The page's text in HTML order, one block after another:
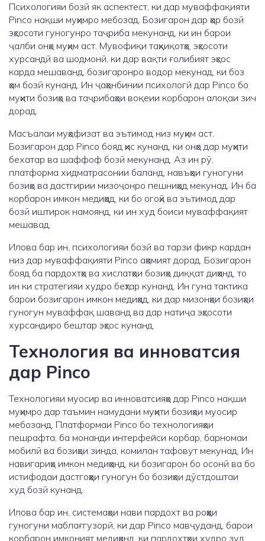
Психологияи бозӣ як аспектест, ки дар муваффақияти
Pinco нақши муҳимро мебозад. Бозигарон дар ҳар бозӣ
эҳсосоти гуногунро таҷриба мекунанд, ки ин барои
ҷалби онҳо муҳим аст. Мувофиқи таҳқиқотҳо, эҳсосоти
хурсандӣ ва шодмонӣ, ки дар вақти ғолибият эҳсос
карда мешаванд, бозигаронро водор мекунад, ки боз
ҳам бозӣ кунанд. Ин ҷаҳонбинии психологӣ дар Pinco бо
муҳити бозиҳо ва таҷрибаҳои воқеии корбарон алоқаи зич
дорад.
Масъалаи муҳофизат ва эътимод низ муҳим аст.
Бозигарон дар Pinco бояд ҳис кунанд, ки онҳо дар муҳити
бехатар ва шаффоф бозӣ мекунанд. Аз ин рӯ,
платформа хидматрасонии баланд, навъҳои гуногуни
бозиҳо ва дастгирии мизоҷонро пешниҳод мекунад. Ин ба
корбарон имкон медиҳад, ки бо огоҳӣ ва эътимод дар
бозӣ иштирок намоянд, ки ин худ боиси муваффақият
мешавад.
Илова бар ин, психологияи бозӣ ва тарзи фикр кардан
низ дар муваффақияти Pinco аҳамият дорад. Бозигарон
бояд ба пардохтҳо ва хислатҳои бозиҳо диққат диҳанд, то
ин ки стратегияи худро беҳтар кунанд. Ин гуна тактика
барои бозигарон имкон медиҳад, ки дар мизонҳои бозиҳои
гуногун муваффақ шаванд ва дар натиҷа эҳсосоти
хурсандиро бештар эҳсос кунанд.
Технология ва инноватсия
дар Pinco
Технологияи муосир ва инноватсияҳо дар Pinco нақши
муҳимро дар таъмин намудани муҳити бозиҳои муосир
мебозанд. Платформаи Pinco бо технологияҳои
пешрафта, ба монанди интерфейси корбар, барномаи
мобилӣ ва бозиҳои зинда, комилан тафовут мекунад. Ин
навигариҳо имкон медиҳанд, ки бозигарон бо осонӣ ва бо
истифодаи дастгоҳҳои гуногун бо бозиҳои дӯстдоштаи
худ бозӣ кунанд.
Илова бар ин, системаҳои нави пардохт ва роҳҳои
гуногуни маблағгузорӣ, ки дар Pinco мавҷуданд, барои
корбарон имконият медиҳанд, ки пардохтҳои худро зуд